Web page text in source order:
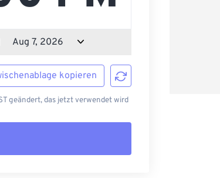
kopieren
geändert, das jetzt verwendet wird